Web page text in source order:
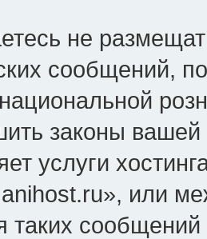
не
сообщений,
законы
услуги
или
таких